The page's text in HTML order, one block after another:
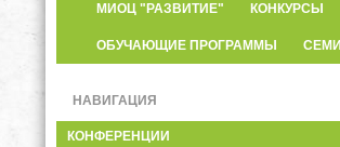
МИОЦ "РАЗВИТИЕ" КОНКУРСЫ
ОБУЧАЮЩИЕ ПРОГРАММЫ
НАВИГАЦИЯ
КОНФЕРЕНЦИИ